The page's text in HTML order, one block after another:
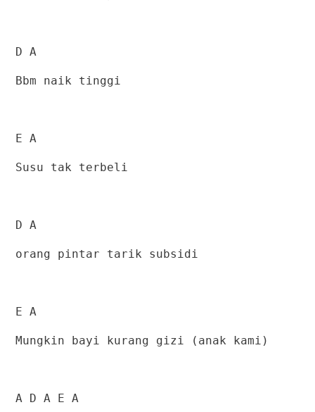
D A
Bbm naik tinggi
E A
Susu tak terbeli
D A
orang pintar tarik subsidi
E A
Mungkin bayi kurang gizi (anak kami)
A D A E A